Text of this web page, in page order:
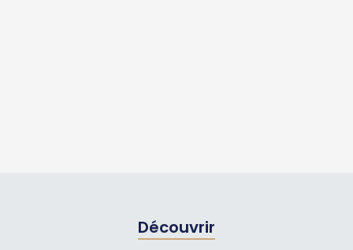
Découvrir